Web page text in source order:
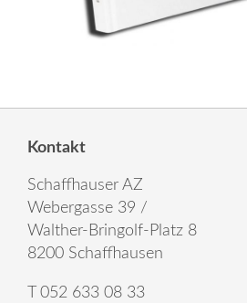
Kontakt
Schaffhauser AZ
Webergasse 39 /
Walther-Bringolf-Platz 8
8200 Schaffhausen
T 052 633 08 33